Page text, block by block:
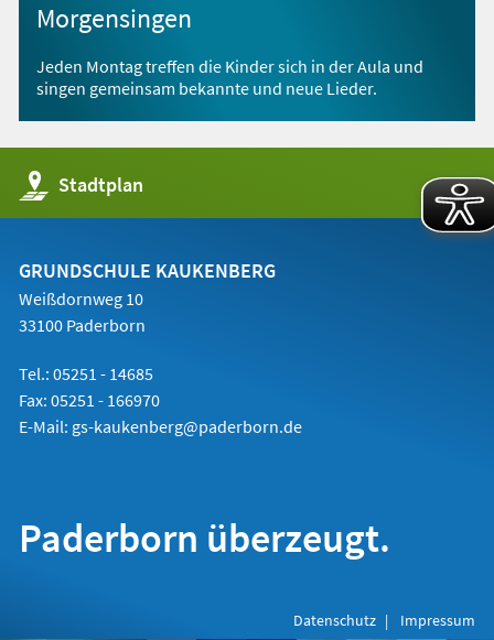
Morgensingen
Jeden Montag treffen die Kinder sich in der Aula und
singen gemeinsam bekannte und neue Lieder.
Stadtplan
(Öffnet
in
einem
Tab)
GRUNDSCHULE KAUKENBERG
Weißdornweg 10
33100 Paderborn
Tel.: 05251 - 14685
Fax: 05251 - 166970
E-Mail: gs-kaukenberg@paderborn.de
Paderborn überzeugt.
Datenschutz Impressum